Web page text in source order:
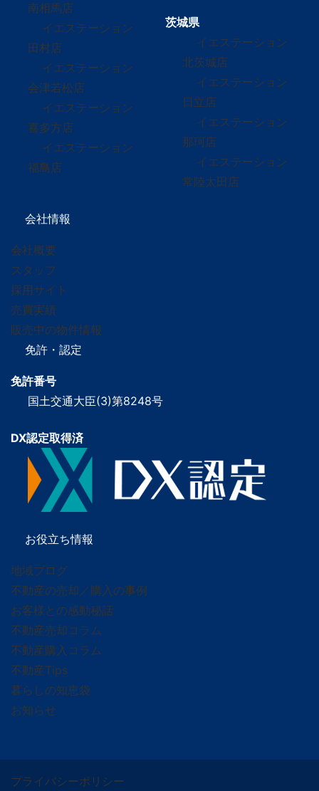
南相馬店
イエステーション
田村店
イエステーション
会津若松店
イエステーション
喜多方店
イエステーション
福島店
茨城県
イエステーション
北茨城店
イエステーション
日立店
イエステーション
那珂店
イエステーション
常陸太田店
会社情報
会社概要
スタッフ
採用サイト
売買実績
販売中の物件情報
免許・認定
免許番号
国土交通大臣(3)第8248号
DX認定取得済
お役立ち情報
地域ブログ
不動産の売却／購入の事例
お客様との感動秘話
不動産売却コラム
不動産購入コラム
不動産Tips
暮らしの知恵袋
お知らせ
プライバシーポリシー